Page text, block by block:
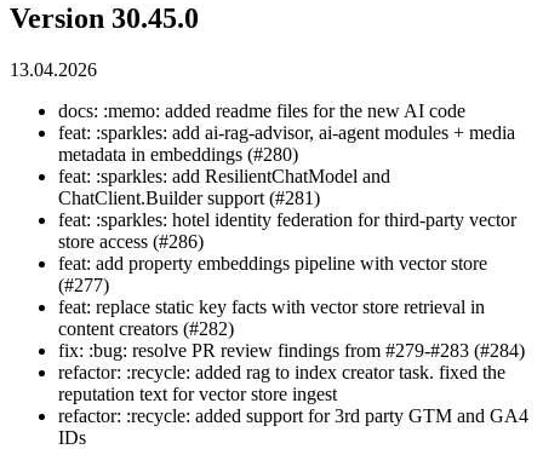
Version 30.45.0
13.04.2026
docs: :memo: added readme files for the new AI code
feat: :sparkles: add ai-rag-advisor, ai-agent modules + media
metadata in embeddings (#280)
feat: :sparkles: add ResilientChatModel and
ChatClient.Builder support (#281)
feat: :sparkles: hotel identity federation for third-party vector
store access (#286)
feat: add property embeddings pipeline with vector store
(#277)
feat: replace static key facts with vector store retrieval in
content creators (#282)
fix: :bug: resolve PR review findings from #279-#283 (#284)
refactor: :recycle: added rag to index creator task. fixed the
reputation text for vector store ingest
refactor: :recycle: added support for 3rd party GTM and GA4
IDs